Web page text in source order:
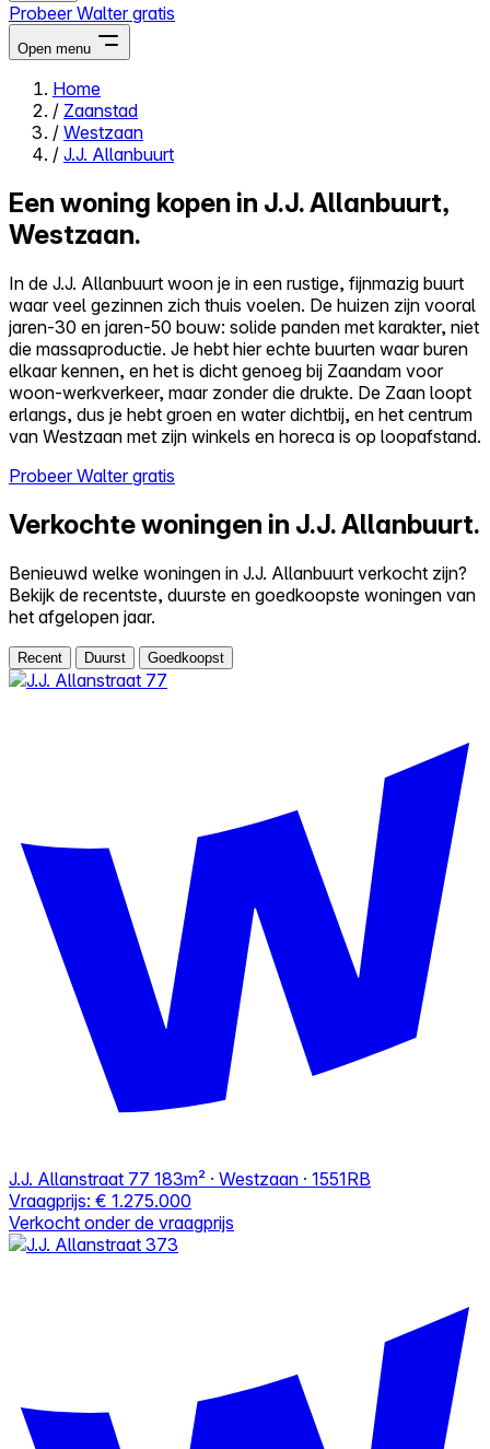
Probeer Walter gratis
Open menu
Close menu
Zelf kopen
Reviews
Prijzen
Log in
Probeer Walter gratis
Home
/ Zaanstad
/ Westzaan
/ J.J. Allanbuurt
Een woning kopen in J.J. Allanbuurt,
Westzaan.
In de J.J. Allanbuurt woon je in een rustige, fijnmazig buurt
waar veel gezinnen zich thuis voelen. De huizen zijn vooral
jaren-30 en jaren-50 bouw: solide panden met karakter, niet
die massaproductie. Je hebt hier echte buurten waar buren
elkaar kennen, en het is dicht genoeg bij Zaandam voor
woon-werkverkeer, maar zonder die drukte. De Zaan loopt
erlangs, dus je hebt groen en water dichtbij, en het centrum
van Westzaan met zijn winkels en horeca is op loopafstand.
Probeer Walter gratis
Verkochte woningen in J.J. Allanbuurt.
Benieuwd welke woningen in J.J. Allanbuurt verkocht zijn?
Bekijk de recentste, duurste en goedkoopste woningen van
het afgelopen jaar.
Recent Duurst Goedkoopst
J.J. Allanstraat 77 183m² · Westzaan · 1551RB
Vraagprijs: € 1.275.000
Verkocht onder de vraagprijs